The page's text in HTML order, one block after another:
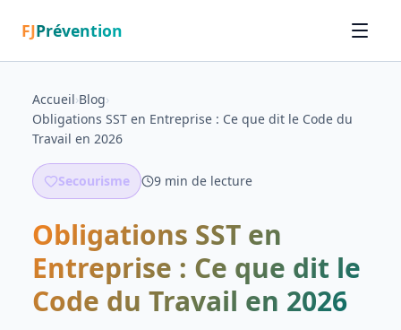
FJPrévention
Accueil›Blog›
Obligations SST en Entreprise : Ce que dit le Code du
Travail en 2026
Secourisme 9 min de lecture
Obligations SST en
Entreprise : Ce que dit le
Code du Travail en 2026